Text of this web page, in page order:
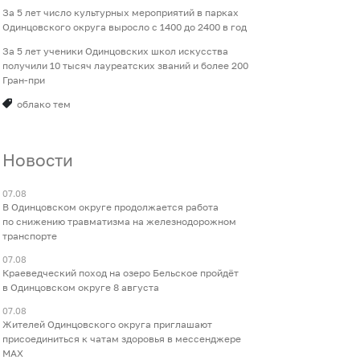
За 5 лет число культурных мероприятий в парках
Одинцовского округа выросло с 1400 до 2400 в год
За 5 лет ученики Одинцовских школ искусства
получили 10 тысяч лауреатских званий и более 200
Гран-при
облако тем
Новости
07.08
В Одинцовском округе продолжается работа
по снижению травматизма на железнодорожном
транспорте
07.08
Краеведческий поход на озеро Бельское пройдёт
в Одинцовском округе 8 августа
07.08
Жителей Одинцовского округа приглашают
присоединиться к чатам здоровья в мессенджере
МАХ